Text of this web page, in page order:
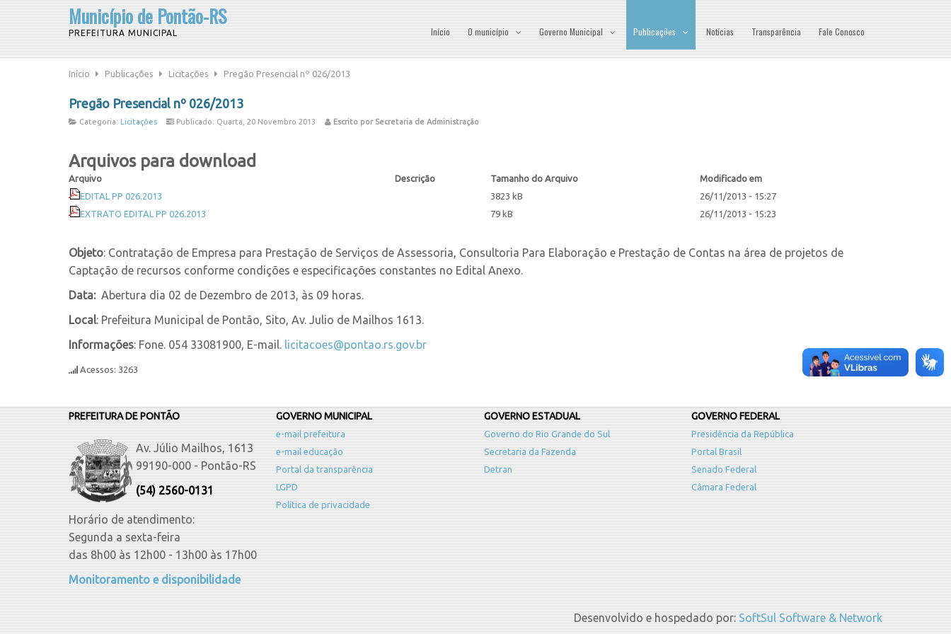
Município de Pontão-RS
PREFEITURA MUNICIPAL Início O município Governo Municipal Publicações Notícias Transparência Fale Conosco
Início Publicações Licitações Pregão Presencial nº 026/2013
Pregão Presencial nº 026/2013
Categoria: Licitações Publicado: Quarta, 20 Novembro 2013 Escrito por Secretaria de Administração
Arquivos para download
Arquivo Descrição Tamanho do Arquivo
Modificado em
EDITAL PP 026.2013
3823 kB
26/11/2013 - 15:27
EXTRATO EDITAL PP 026.2013
79 kB 26/11/2013 - 15:23
Objeto: Contratação de Empresa para Prestação de Serviços de Assessoria, Consultoria Para Elaboração e Prestação de Contas na área de projetos de
Captação de recursos conforme condições e especificações constantes no Edital Anexo.
Data:Abertura dia 02 de Dezembro de 2013, às 09 horas.
Local: Prefeitura Municipal de Pontão, Sito, Av. Julio de Mailhos 1613.
Informações: Fone. 054 33081900, E-mail. licitacoes@pontao.rs.gov.br
Acessos: 3263
PREFEITURA DE PONTÃO
Av. Júlio Mailhos, 1613
99190-000 - Pontão-RS
(54) 2560-0131
Horário de atendimento:
Segunda a sexta-feira
das 8h00 às 12h00 - 13h00 às 17h00
Monitoramento e disponibilidade
GOVERNO MUNICIPAL
e-mail prefeitura
e-mail educação
Portal da transparência
LGPD
Política de privacidade
GOVERNO ESTADUAL
Governo do Rio Grande do Sul
Secretaria da Fazenda
Detran
GOVERNO FEDERAL
Presidência da República
Portal Brasil
Senado Federal
Câmara Federal
Desenvolvido e hospedado por: SoftSul Software & Network